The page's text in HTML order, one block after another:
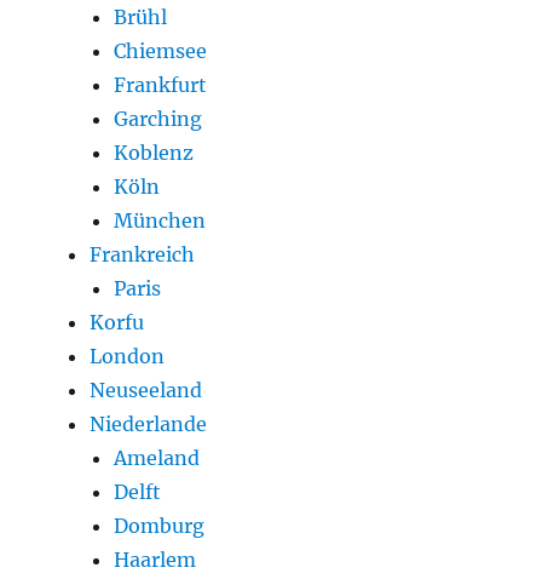
Brühl
Chiemsee
Frankfurt
Garching
Koblenz
Köln
München
Frankreich
Paris
Korfu
London
Neuseeland
Niederlande
Ameland
Delft
Domburg
Haarlem